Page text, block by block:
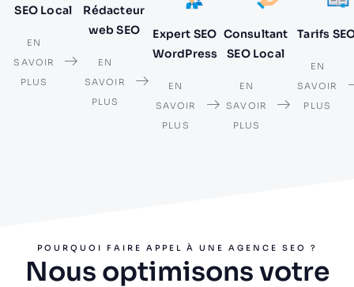
SEO Local
EN
SAVOIR
PLUS
Rédacteur
web SEO
EN
SAVOIR
PLUS
Expert SEO
WordPress
EN
SAVOIR
PLUS
Consultant
SEO Local
EN
SAVOIR
PLUS
Tarifs
EN
SAVOIR
PLUS
POURQUOI FAIRE APPEL À UNE AGENCE SEO ?
Nous optimisons votre